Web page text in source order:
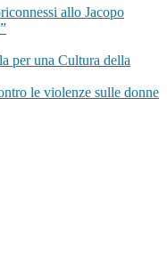
allo Jacopo
per una Cultura della
le violenze sulle donne